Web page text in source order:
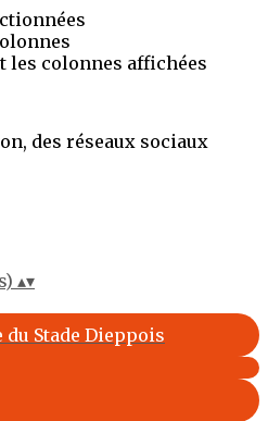
les colonnes affichées
des réseaux sociaux
▴▾
Stade Dieppois